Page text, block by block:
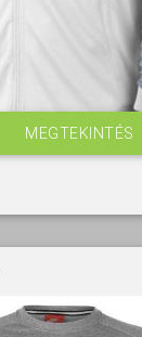
MEGTEKINTÉS